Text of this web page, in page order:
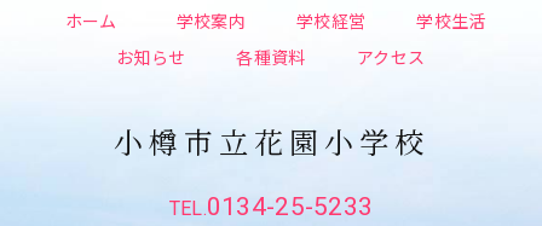
ホーム 学校案内 学校経営
学校生活
お知らせ
各種資料 アクセス
小樽市立花園小学校
0134-25-5233